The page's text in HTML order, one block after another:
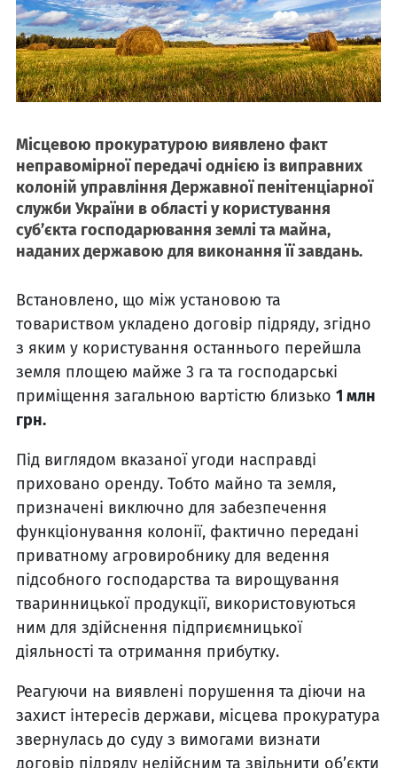
Місцевою прокуратурою виявлено факт
неправомірної передачі однією із виправних
колоній управління Державної пенітенціарної
служби України в області у користування
суб’єкта господарювання землі та майна,
наданих державою для виконання її завдань.
Встановлено, що між установою та
товариством укладено договір підряду, згідно
з яким у користування останнього перейшла
земля площею майже 3 га та господарські
приміщення загальною вартістю близько 1 млн
грн.
Під виглядом вказаної угоди насправді
приховано оренду. Тобто майно та земля,
призначені виключно для забезпечення
функціонування колонії, фактично передані
приватному агровиробнику для ведення
підсобного господарства та вирощування
тваринницької продукції, використовуються
ним для здійснення підприємницької
діяльності та отримання прибутку.
Реагуючи на виявлені порушення та діючи на
захист інтересів держави, місцева прокуратура
звернулась до суду з вимогами визнати
договір підряду недійсним та звільнити об’єкти